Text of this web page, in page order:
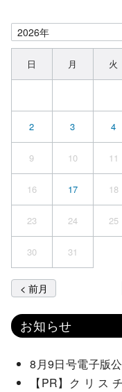
日 月 火
2 3 4
9 10 11
16 17 18
23 24 25
30 31
< 前月
お知らせ
8月9日号電子版
【PR】ク リ ス